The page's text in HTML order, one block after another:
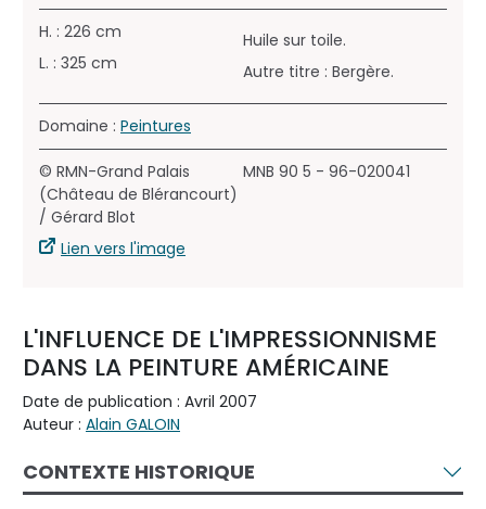
H. : 226 cm
L. : 325 cm
Huile sur toile.
Autre titre : Bergère.
Domaine : Peintures
© RMN-Grand Palais
(Château de Blérancourt)
/ Gérard Blot
Lien vers l'image
MNB 90 5 - 96-020041
L'INFLUENCE DE L'IMPRESSIONNISME
DANS LA PEINTURE AMÉRICAINE
Date de publication : Avril 2007
Auteur : Alain GALOIN
CONTEXTE HISTORIQUE